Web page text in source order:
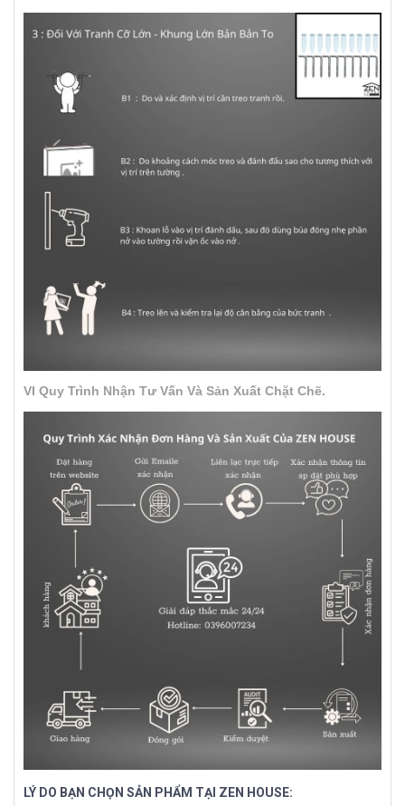
VI Quy Trình Nhận Tư Vấn Và Sản Xuất Chặt Chẽ.
LÝ DO BẠN CHỌN SẢN PHẨM TẠI ZEN HOUSE: